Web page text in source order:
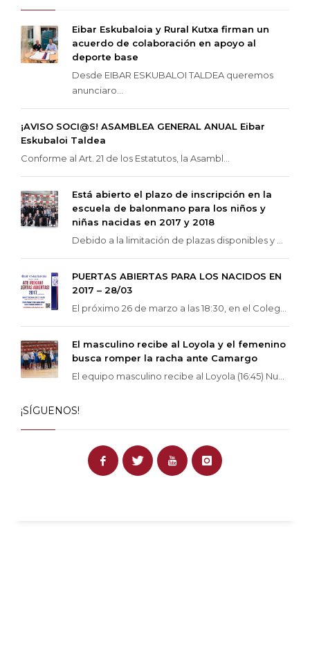
Eibar Eskubaloia y Rural Kutxa firman un
acuerdo de colaboración en apoyo al
deporte base
Desde EIBAR ESKUBALOI TALDEA queremos
anunciaro...
¡AVISO SOCI@S! ASAMBLEA GENERAL ANUAL Eibar
Eskubaloi Taldea
Conforme al Art. 21 de los Estatutos, la Asambl...
Está abierto el plazo de inscripción en la
escuela de balonmano para los niños y
niñas nacidas en 2017 y 2018
Debido a la limitación de plazas disponibles y ...
PUERTAS ABIERTAS PARA LOS NACIDOS EN
2017 – 28/03
El próximo 26 de marzo a las 18:30, en el Coleg...
El masculino recibe al Loyola y el femenino
busca romper la racha ante Camargo
El equipo masculino recibe al Loyola (16:45) Nu...
¡SÍGUENOS!